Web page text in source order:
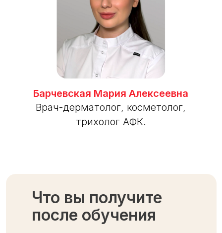
Барчевская Мария Алексеевна
Врач-дерматолог, косметолог,
трихолог АФК.
Что вы получите
после обучения